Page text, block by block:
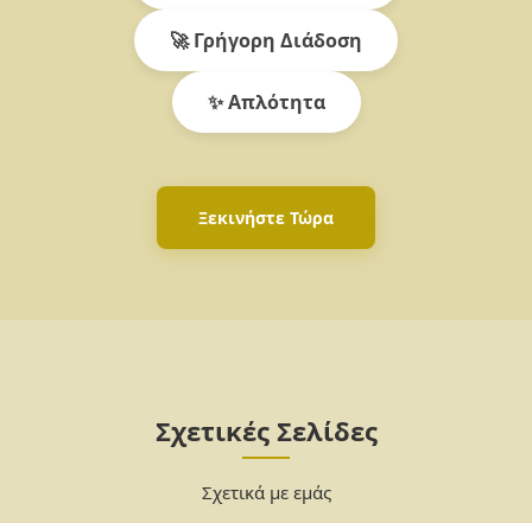
🚀 Γρήγορη Διάδοση
✨ Απλότητα
Ξεκινήστε Τώρα
Σχετικές Σελίδες
Σχετικά με εμάς